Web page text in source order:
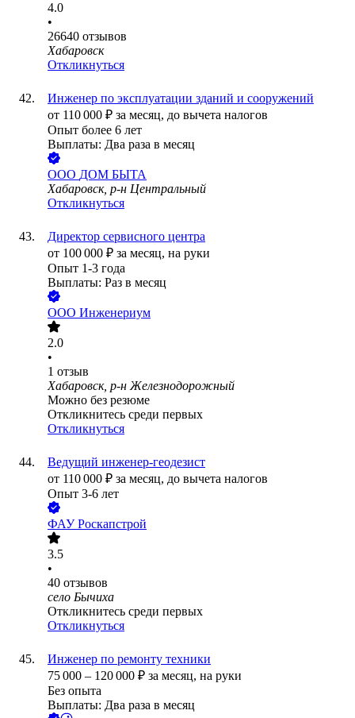
4.0
•
26640 отзывов
Хабаровск
Откликнуться
Инженер по эксплуатации зданий и сооружений
от 110 000 ₽ за месяц, до вычета налогов
Опыт более 6 лет
Выплаты: Два раза в месяц
ООО ДОМ БЫТА
Хабаровск, р-н Центральный
Откликнуться
Директор сервисного центра
от 100 000 ₽ за месяц, на руки
Опыт 1-3 года
Выплаты: Раз в месяц
ООО Инженериум
2.0
•
1 отзыв
Хабаровск, р-н Железнодорожный
Можно без резюме
Откликнитесь среди первых
Откликнуться
Ведущий инженер-геодезист
от 110 000 ₽ за месяц, до вычета налогов
Опыт 3-6 лет
ФАУ Роскапстрой
3.5
•
40 отзывов
село Бычиха
Откликнитесь среди первых
Откликнуться
Инженер по ремонту техники
75 000 – 120 000 ₽ за месяц, на руки
Без опыта
Выплаты: Два раза в месяц